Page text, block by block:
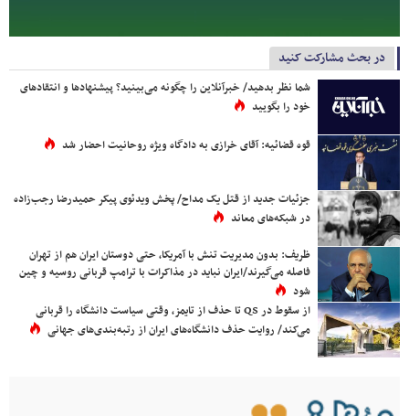
در بحث مشارکت کنید
شما نظر بدهید/ خبرآنلاین را چگونه می‌بینید؟ پیشنهادها و انتقادهای
خود را بگویید
قوه قضائیه: آقای خرازی به دادگاه ویژه روحانیت احضار شد
جزئیات جدید از قتل یک مداح/ پخش ویدئوی پیکر حمیدرضا رجب‌زاده
در شبکه‌های معاند
ظریف: بدون مدیریت تنش با آمریکا، حتی دوستان ایران هم از تهران
فاصله می‌گیرند/ایران نباید در مذاکرات با ترامپ قربانی روسیه و چین
شود
از سقوط در QS تا حذف از تایمز، وقتی سیاست دانشگاه را قربانی
می‌کند/ روایت حذف دانشگاه‌های ایران از رتبه‌بندی‌های جهانی